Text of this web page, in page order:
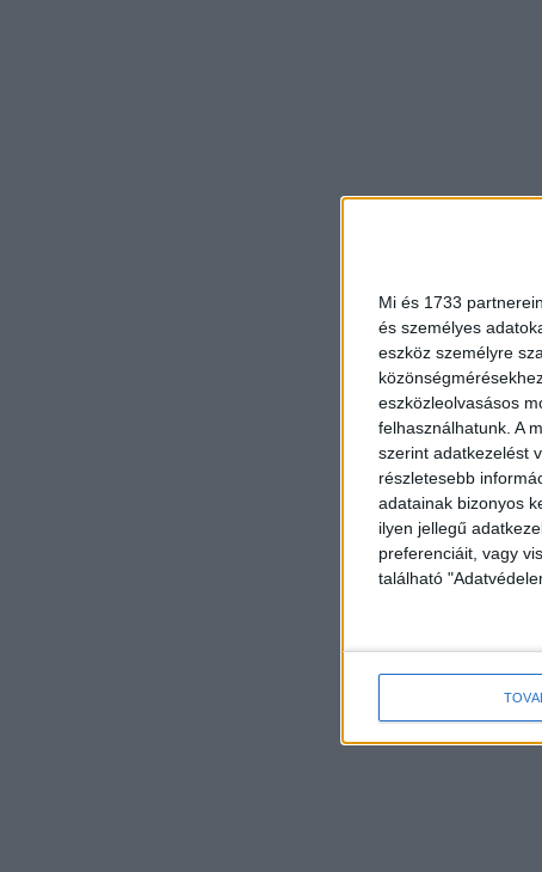
Mi és 1733
és személyes
eszköz személyre
eszközleolvasásos
felhasználhatunk. A
szerint adatkezelést
részletesebb
adatainak bizonyos
ilyen jellegű
preferenciáit, vagy
található